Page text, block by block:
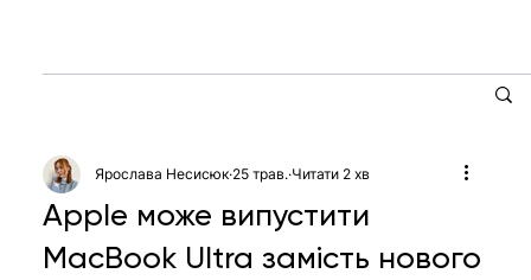
Apple може випустити
MacBook Ultra замість нового
Ярослава Несисюк 25 трав. Читати 2 хв